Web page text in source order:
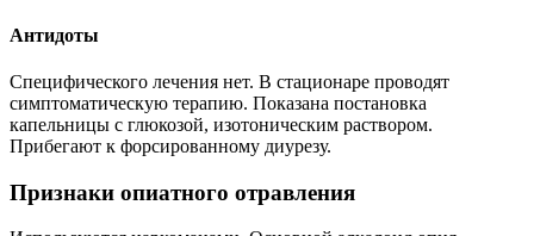
Антидоты
Специфического лечения нет. В стационаре проводят
симптоматическую терапию. Показана постановка
капельницы с глюкозой, изотоническим раствором.
Прибегают к форсированному диурезу.
Признаки опиатного отравления